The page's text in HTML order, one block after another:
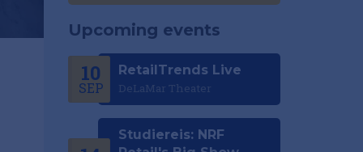
Upcoming events
10
SEP
RetailTrends Live
DeLaMar Theater
Studiereis: NRF